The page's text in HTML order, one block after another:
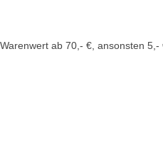
ab 70,- €, ansonsten 5,-